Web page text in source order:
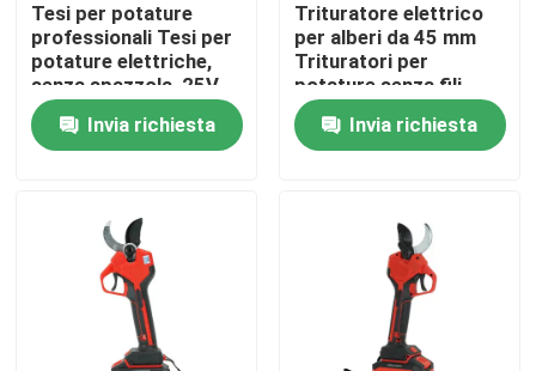
Casa.
Prodotti
Su di noi
Tesi per potature
professionali Tesi per
potature elettriche,
senza spazzola, 25V
Tesi per potature
senza filiInvia richiesta
Trituratore elettrico
per alberi da 45 mm
Trituratori per
potature senza fili
Motore senza
spazzole per uso in
giardino
Invia richiesta